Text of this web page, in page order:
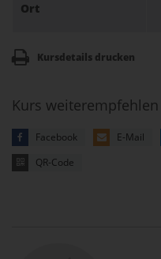
Ort
Kursdetails drucken
Kurs weiterempfehlen
Facebook E-Mail
QR-Code